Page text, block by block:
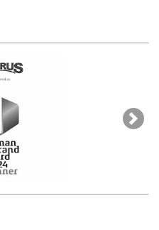
Next